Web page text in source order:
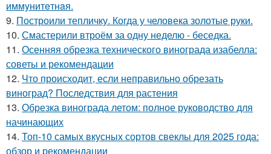
иммyнитeтнaя.
9. Построили тепличку. Когда у человека золотые руки.
10. Смастерили втроём за одну неделю - беседка.
11. Осенняя обрезка технического винограда изабелла:
советы и рекомендации
12. Что происходит, если неправильно обрезать
виноград? Последствия для растения
13. Обрезка винограда летом: полное руководство для
начинающих
14. Топ-10 самых вкусных сортов свеклы для 2025 года:
обзор и рекомендации